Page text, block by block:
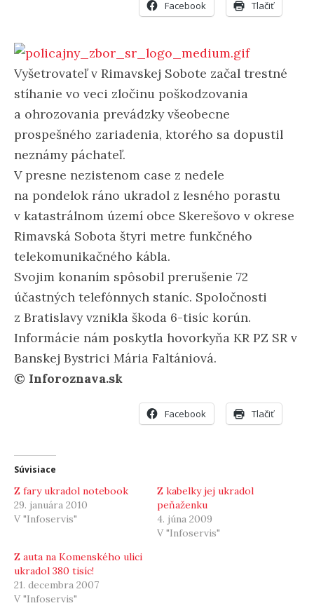
Facebook Tlačiť
Vyšetrovateľ v Rimavskej Sobote začal trestné
stíhanie vo veci zločinu poškodzovania
a ohrozovania prevádzky všeobecne
prospešného zariadenia, ktorého sa dopustil
neznámy páchateľ.
V presne nezistenom case z nedele
na pondelok ráno ukradol z lesného porastu
v katastrálnom území obce Skerešovo v okrese
Rimavská Sobota štyri metre funkčného
telekomunikačného kábla.
Svojim konaním spôsobil prerušenie 72
účastných telefónnych staníc. Spoločnosti
z Bratislavy vznikla škoda 6-tisíc korún.
Informácie nám poskytla hovorkyňa KR PZ SR v
Banskej Bystrici Mária Faltániová.
© Inforoznava.sk
Facebook Tlačiť
Súvisiace
Z fary ukradol notebook
29. januára 2010
V "Infoservis"
Z kabelky jej ukradol
peňaženku
4. júna 2009
V "Infoservis"
Z auta na Komenského ulici
ukradol 380 tisíc!
21. decembra 2007
V "Infoservis"